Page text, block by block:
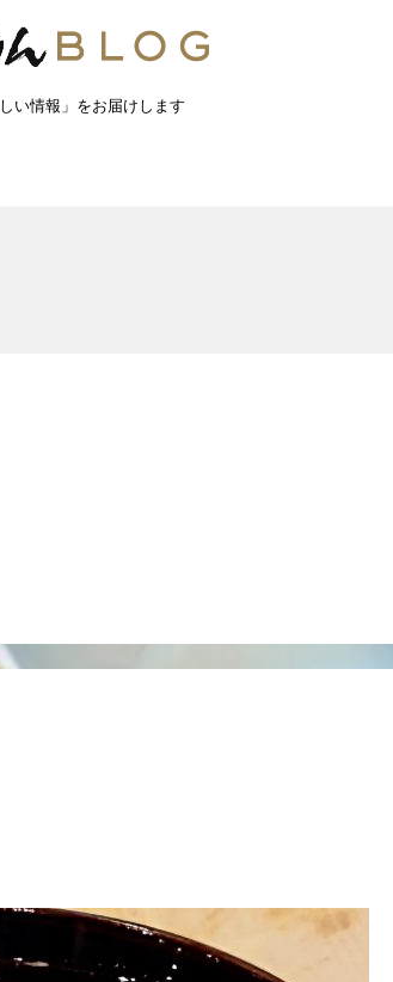
い情報」をお届けします